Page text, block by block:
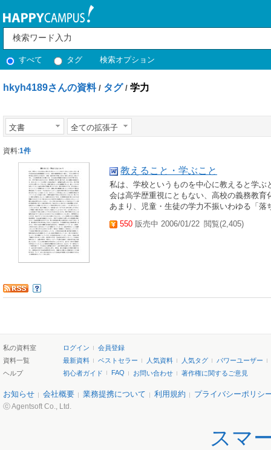
すべて タグ 検索オプション
hkyh4189さんの資料 / タグ / 学力
文書 全ての拡張子
資料:1件
教えること・学ぶこと
私は、学校というものを中心に教えると学
会は高学歴重視にともない、高校の義務教
あまり、児童・生徒の学力不振いわゆる「
550 販売中 2006/01/22 閲覧(2,405)
私の資料室 ログイン
会員登録
資料一覧
最新資料 ベストセラー 人気資料 人気タグ
パワーユーザー
ヘルプ
初心者ガイド FAQ お問い合わせ 著作権に関するご意見
お知らせ 会社概要 業務提携について 利用規約 プライバシーポリシ
ⓒ Agentsoft Co., Ltd.
スマ